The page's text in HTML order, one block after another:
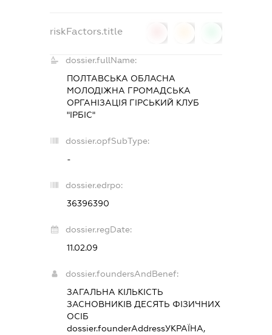
riskFactors.title
dossier.fullName:
ПОЛТАВСЬКА ОБЛАСНА
МОЛОДІЖНА ГРОМАДСЬКА
ОРГАНІЗАЦІЯ ГІРСЬКИЙ КЛУБ
"ІРБІС"
dossier.opfSubType:
-
dossier.edrpo:
36396390
dossier.regDate:
11.02.09
dossier.foundersAndBenef:
ЗАГАЛЬНА КІЛЬКІСТЬ
ЗАСНОВНИКІВ ДЕСЯТЬ ФІЗИЧНИХ
ОСІБ
dossier.founderAddressУКРАЇНА,